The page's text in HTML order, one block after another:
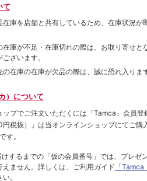
て
在庫を店舗と共有しているため、在庫状況が
在庫が不足・在庫切れの際は、お取り寄せと
ざいます。
在庫の在庫が欠品の際は、誠に恐れ入りま
）について
プでご注⽂いただくには「Tamca」会員登
税抜）
」は当オンラインショップにてご購
す。
するまでの「仮の会員番号」では、プレゼ
えません。詳しくは、ご利⽤ガイド 「
。